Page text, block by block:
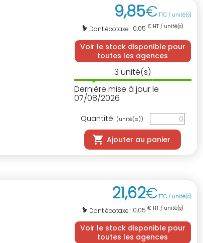
9,85€TTC / unité(s)
Dont écotaxe : 0,05 € HT / unité(s)
Voir le stock disponible pour
toutes les agences
3 unité(s)
Dernière mise à jour le
07/08/2026
Quantité (unité(s))
Ajouter au panier
21,62€TTC / unité(s)
Dont écotaxe : 0,05 € HT / unité(s)
Voir le stock disponible pour
toutes les agences